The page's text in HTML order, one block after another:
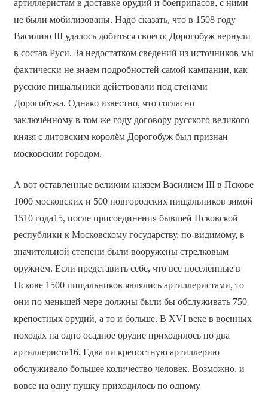
артиллеристам в доставке орудий и боеприпасов, с ними
не были мобилизованы. Надо сказать, что в 1508 году
Василию III удалось добиться своего: Дорогобуж вернули
в состав Руси. За недостатком сведений из источников мы
фактически не знаем подробностей самой кампании, как
русские пищальники действовали под стенами
Дорогобужа. Однако известно, что согласно
заключённому в том же году договору русского великого
князя с литовским королём Дорогобуж был признан
московским городом.
А вот оставленные великим князем Василием III в Пскове
1000 московских и 500 новгородских пищальников зимой
1510 года15, после присоединения бывшей Псковской
республики к Московскому государству, по-видимому, в
значительной степени были вооружены стрелковым
оружием. Если представить себе, что все поселённые в
Пскове 1500 пищальников являлись артиллеристами, то
они по меньшей мере должны были бы обслуживать 750
крепостных орудий, а то и больше. В XVI веке в военных
походах на одно осадное орудие приходилось по два
артиллериста16. Едва ли крепостную артиллерию
обслуживало большее количество человек. Возможно, и
вовсе на одну пушку приходилось по одному